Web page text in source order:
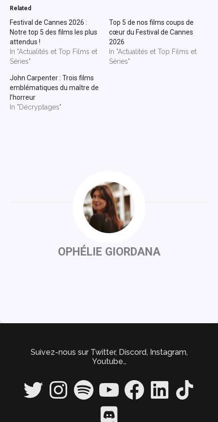
Related
Festival de Cannes 2026 :
Notre top 5 des films les plus
attendus !
In "Actualités et Top Films et
Séries"
Top 5 de nos films coups de
cœur du Festival de Cannes
2026
In "Actualités et Top Films et
Séries"
John Carpenter : Trois films
emblématiques du maître de
l’horreur
In "Décryptages"
OPHÉLIE GIORDANA
Suivez-nous sur Twitter, Discord, Instagram,
Youtube…
Twitter InstagramSpotify YouTube FacebookLinkedIn TikTok
Discord